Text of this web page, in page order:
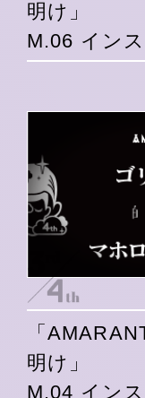
明け」
M.06 イン
「
明け」
M.04 イン